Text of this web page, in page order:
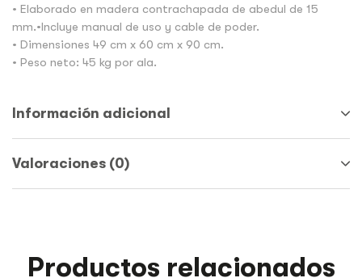
• Elaborado en madera contrachapada de abedul de 15
mm.•Incluye manual de uso y cable de poder.
• Dimensiones 49 cm x 60 cm x 90 cm.
• Peso neto: 45 kg por ala.
Información adicional
Valoraciones (0)
Productos relacionados